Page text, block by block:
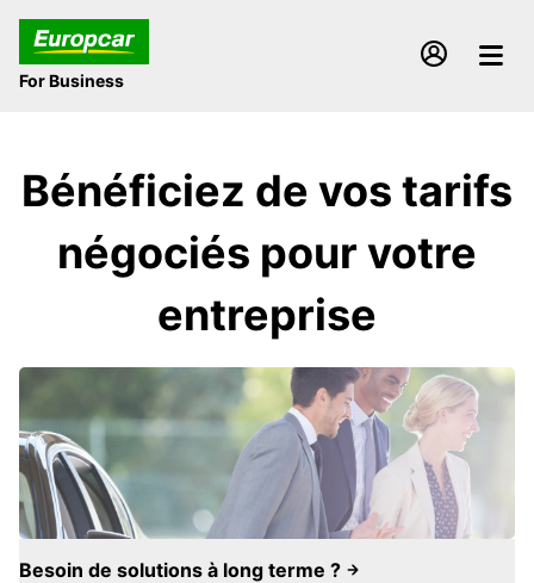
For Business
Bénéficiez de vos tarifs
négociés pour votre
entreprise
Besoin de solutions à long terme ?